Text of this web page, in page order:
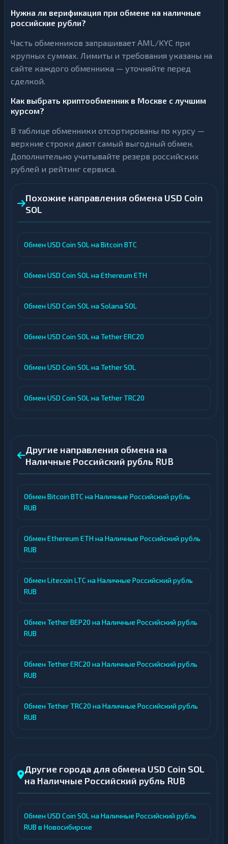
Нужна ли верификация при обмене на наличные
российские рубли?
Часть обменников запрашивает AML/KYC при
крупных суммах. Лимиты и требования указаны на
сайте каждого обменника — уточняйте перед
сделкой.
Как выбрать криптообменник в Москве с лучшим
курсом?
В таблице обменники отсортированы по курсу —
верхние строки дают самый выгодный обмен.
Дополнительно учитывайте резерв российских
рублей и рейтинг сервиса.
Похожие направления обмена USD Coin
SOL
Обмен USD Coin SOL на Bitcoin BTC
Обмен USD Coin SOL на Ethereum ETH
Обмен USD Coin SOL на Solana SOL
Обмен USD Coin SOL на Tether ERC20
Обмен USD Coin SOL на Tether SOL
Обмен USD Coin SOL на Tether TRC20
Другие направления обмена на
Наличные Российский рубль RUB
Обмен Bitcoin BTC на Наличные Российский рубль
RUB
Обмен Ethereum ETH на Наличные Российский рубль
RUB
Обмен Litecoin LTC на Наличные Российский рубль
RUB
Обмен Tether BEP20 на Наличные Российский рубль
RUB
Обмен Tether ERC20 на Наличные Российский рубль
RUB
Обмен Tether TRC20 на Наличные Российский рубль
RUB
Другие города для обмена USD Coin SOL
на Наличные Российский рубль RUB
Обмен USD Coin SOL на Наличные Российский рубль
RUB в Новосибирске